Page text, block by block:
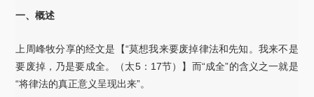
一、概述
上周峰牧分享的经文是【“莫想我来要废掉律法和先知。我来不是
要废掉，乃是要成全。（太5：17节）】而“成全”的含义之一就是
“将律法的真正意义呈现出来”。